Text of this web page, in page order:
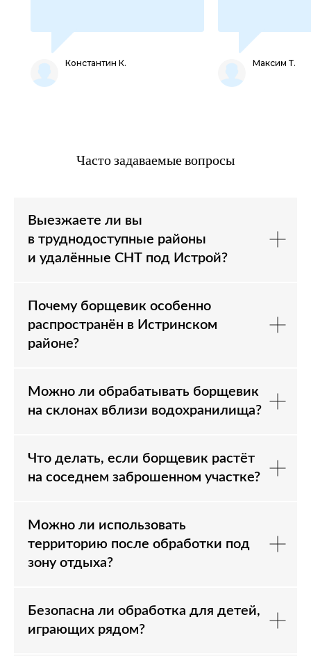
Константин К. Максим Т.
Часто задаваемые вопросы
Выезжаете ли вы
в труднодоступные районы
и удалённые СНТ под Истрой?
Почему борщевик особенно
распространён в Истринском
районе?
Можно ли обрабатывать борщевик
на склонах вблизи водохранилища?
Что делать, если борщевик растёт
на соседнем заброшенном участке?
Можно ли использовать
территорию после обработки под
зону отдыха?
Безопасна ли обработка для детей,
играющих рядом?